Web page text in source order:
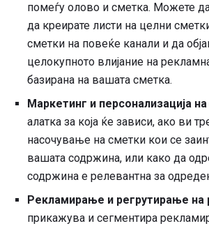
помеѓу олово и сметка. Можете да
да креирате листи на целни
сметки на повеќе канали и да
целокупното влијание на
базирана на вашата сметка.
Маркетинг и персонализација
алатка за која ќе зависи, ако ви
насочување на сметки кои се
вашата содржина, или како да
содржина е релевантна за
Рекламирање и регрутирање на
прикажува и сегментира